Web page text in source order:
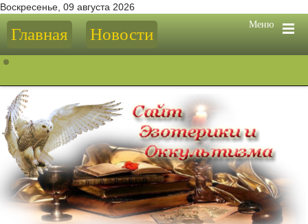
Воскресенье, 09 августа 2026
Меню
Главная Новости